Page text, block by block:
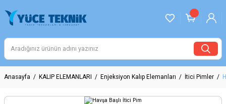
Anasayfa KALIP ELEMANLARI Enjeksiyon Kalıp Elemanları İtici Pimler